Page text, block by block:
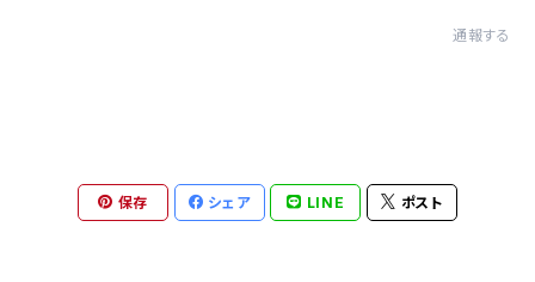
通報する
保存 シェア LINE ポスト